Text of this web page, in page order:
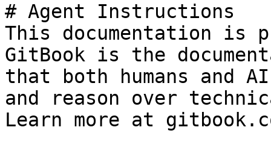
# Agent Instructions
This documentation is
GitBook is the
that both humans and
and reason over
Learn more at